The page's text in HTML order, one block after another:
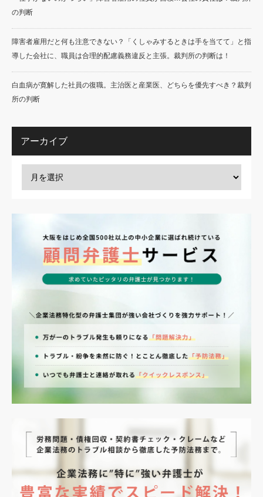
の判断
障害者雇用だと何も注意できない？「くしゃみするときは手を当てて」と指
導した会社に、職員は合理的配慮義務違反と主張。裁判所の判断は！
白血病が寛解した社員の復職。主治医と産業医、どちらを優先すべき？裁判
所の判断
アーカイブ